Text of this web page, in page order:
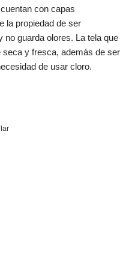
con capas
la propiedad de ser
no guarda olores. La tela que
y fresca, además de ser
de usar cloro.